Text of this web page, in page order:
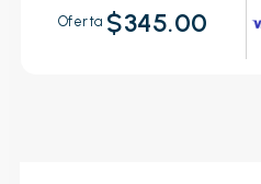
Oferta $345.00